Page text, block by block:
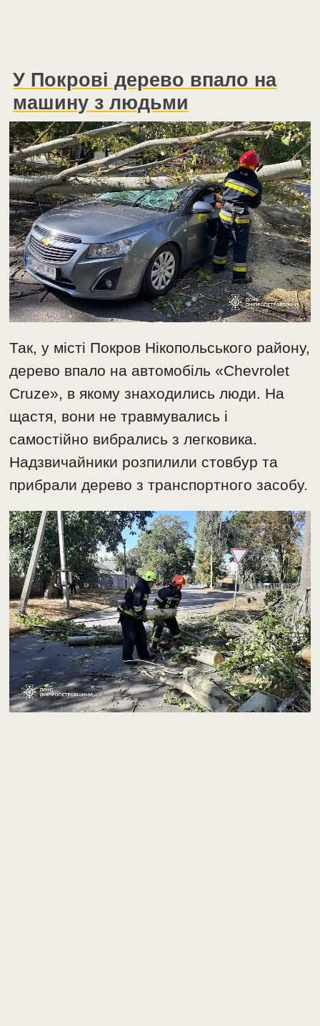
У Покрові дерево впало на
машину з людьми
Так, у місті Покров Нікопольського району,
дерево впало на автомобіль «Chevrolet
Cruze», в якому знаходились люди. На
щастя, вони не травмувались і
самостійно вибрались з легковика.
Надзвичайники розпилили стовбур та
прибрали дерево з транспортного засобу.